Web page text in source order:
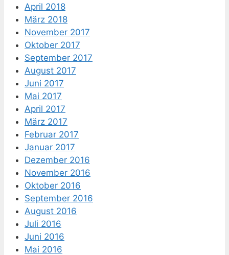
April 2018
März 2018
November 2017
Oktober 2017
September 2017
August 2017
Juni 2017
Mai 2017
April 2017
März 2017
Februar 2017
Januar 2017
Dezember 2016
November 2016
Oktober 2016
September 2016
August 2016
Juli 2016
Juni 2016
Mai 2016